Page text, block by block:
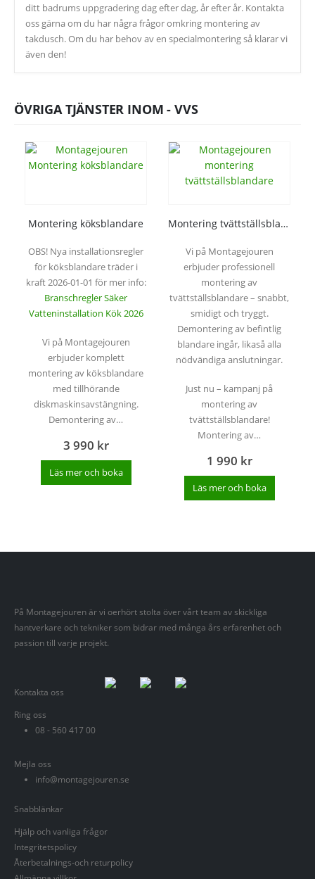
ditt badrums uppgradering dag efter dag, år efter år. Kontakta
oss gärna om du har några frågor omkring montering av
takdusch. Om du har behov av en specialmontering så klarar vi
även den!
ÖVRIGA TJÄNSTER INOM - VVS
Montering köksblandare
OBS! Nya installationsregler
för köksblandare träder i
kraft 2026-01-01 för mer info:
Branschregler Säker
Vatteninstallation Kök 2026
Vi på Montagejouren
erbjuder komplett
montering av köksblandare
med tillhörande
diskmaskinsavstängning.
Demontering av…
3 990 kr
Läs mer och boka
Montering tvättställsblandare
Vi på Montagejouren
erbjuder professionell
montering av
tvättställsblandare – snabbt,
smidigt och tryggt.
Demontering av befintlig
blandare ingår, likaså alla
nödvändiga anslutningar.
Just nu – kampanj på
montering av
tvättställsblandare!
Montering av…
1 990 kr
Läs mer och boka
På Montagejouren är vi oerhört stolta över vårt team av skickliga
hantverkare och tekniker som bidrar med många års erfarenhet och
passion till varje projekt.
Kontakta oss
Ring oss
08 - 560 417 00
Mejla oss
info@montagejouren.se
Snabblänkar
Hjälp och vanliga frågor
Integritetspolicy
Återbetalnings-och returpolicy